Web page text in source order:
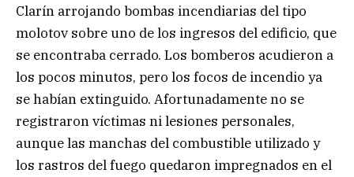
Clarín arrojando bombas incendiarias del tipo
molotov sobre uno de los ingresos del edificio, que
se encontraba cerrado. Los bomberos acudieron a
los pocos minutos, pero los focos de incendio ya
se habían extinguido. Afortunadamente no se
registraron víctimas ni lesiones personales,
aunque las manchas del combustible utilizado y
los rastros del fuego quedaron impregnados en el